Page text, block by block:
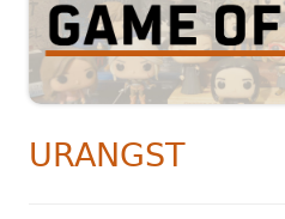
SCHLAGWORT:
URANGST